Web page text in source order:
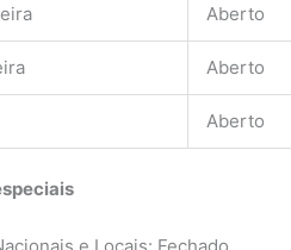
Aberto
Aberto
Aberto